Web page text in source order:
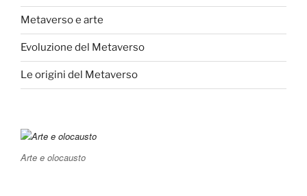
Metaverso e arte
Evoluzione del Metaverso
Le origini del Metaverso
Arte e olocausto